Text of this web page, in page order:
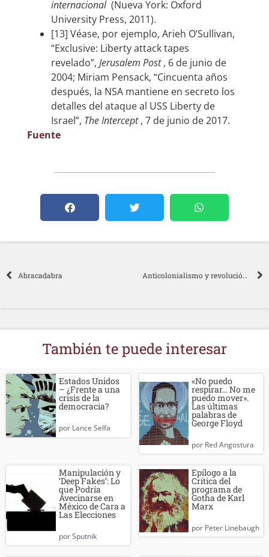
internacional(Nueva York: Oxford
University Press, 2011).
[13] Véase, por ejemplo, Arieh O’Sullivan,
“Exclusive: Liberty attack tapes
revelado”, Jerusalem Post, 6 de junio de
2004; Miriam Pensack, “Cincuenta años
después, la NSA mantiene en secreto los
detalles del ataque al USS Liberty de
Israel”, The Intercept, 7 de junio de 2017.
Fuente
Abracadabra Anticolonialismo y revolución: El pensamiento revolucionario de Frantz Fanon
También te puede interesar
Estados Unidos
– ¿Frente a una
crisis de la
democracia?
porLance Selfa
«No puedo
respirar… No me
puedo mover».
Las últimas
palabras de
George Floyd
por Red Angostura
Manipulación y
‘Deep Fakes’: Lo
que Podría
Avecinarse en
México de Cara a
Las Elecciones
porSputnik
Epílogo a la
Crítica del
programa de
Gotha de Karl
Marx
por Peter Linebaugh